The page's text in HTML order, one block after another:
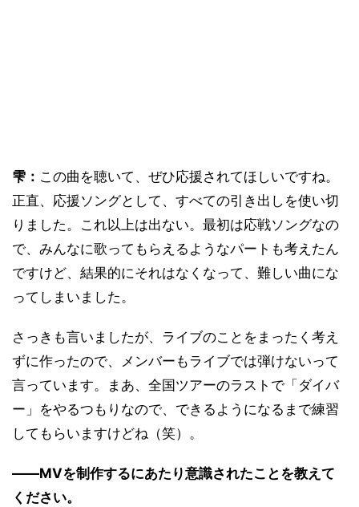
雫： この曲を聴いて、ぜひ応援されてほしいですね。
正直、応援ソングとして、すべての引き出しを使い切
りました。これ以上は出ない。最初は応戦ソングなの
で、みんなに歌ってもらえるようなパートも考えたん
ですけど、結果的にそれはなくなって、難しい曲にな
ってしまいました。
さっきも言いましたが、ライブのことをまったく考え
ずに作ったので、メンバーもライブでは弾けないって
言っています。まあ、全国ツアーのラストで「ダイバ
ー」をやるつもりなので、できるようになるまで練習
してもらいますけどね（笑）。
――MVを制作するにあたり意識されたことを教えて
ください。